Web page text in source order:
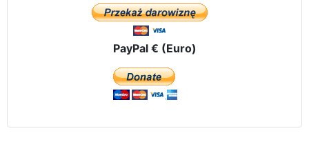
PayPal € (Euro)